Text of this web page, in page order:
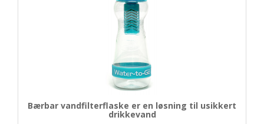
Bærbar vandfilterflaske er en løsning til usikkert
drikkevand